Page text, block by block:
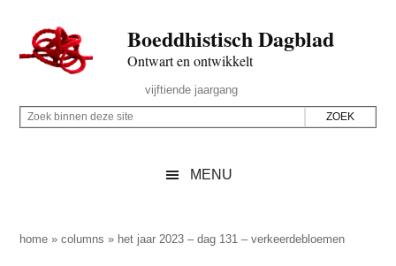
naar
de
inhoud
secondary
naar
de
sidebar
naar
de
Boeddhistisch Dagblad
Ontwart en ontwikkelt
Rechts
vijftiende jaargang
Z
p
Z
i
MENU
home »columns » het jaar 2023 – dag 131 – verkeerdebloemen